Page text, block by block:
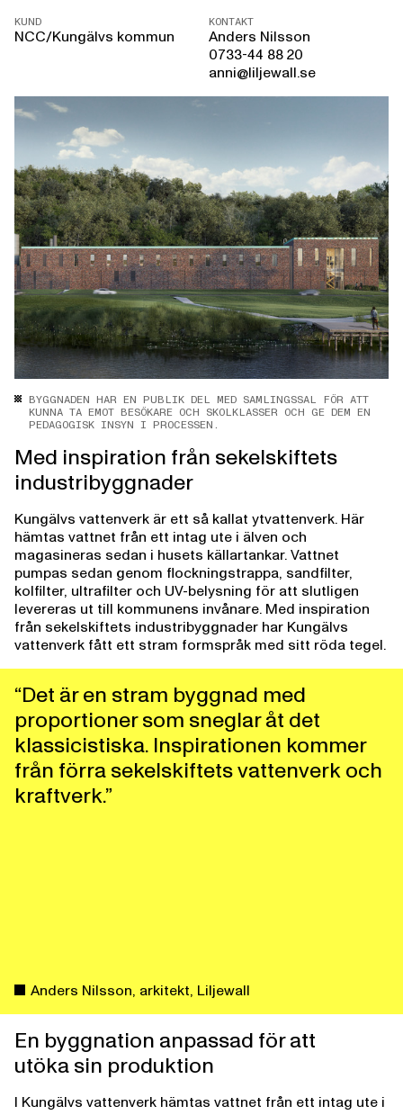
KUND
NCC/Kungälvs kommun
KONTAKT
Anders Nilsson
0733-44 88 20
anni@liljewall.se
BYGGNADEN HAR EN PUBLIK DEL MED SAMLINGSSAL FÖR ATT
KUNNA TA EMOT BESÖKARE OCH SKOLKLASSER OCH GE DEM EN
PEDAGOGISK INSYN I PROCESSEN.
Med inspiration från sekelskiftets
industribyggnader
Kungälvs vattenverk är ett så kallat ytvattenverk. Här
hämtas vattnet från ett intag ute i älven och
magasineras sedan i husets källartankar. Vattnet
pumpas sedan genom flockningstrappa, sandfilter,
kolfilter, ultrafilter och UV-belysning för att slutligen
levereras ut till kommunens invånare. Med inspiration
från sekelskiftets industribyggnader har Kungälvs
vattenverk fått ett stram formspråk med sitt röda tegel.
“Det är en stram byggnad med
proportioner som sneglar åt det
klassicistiska. Inspirationen kommer
från förra sekelskiftets vattenverk och
kraftverk.”
Anders Nilsson, arkitekt, Liljewall
En byggnation anpassad för att
utöka sin produktion
I Kungälvs vattenverk hämtas vattnet från ett intag ute i